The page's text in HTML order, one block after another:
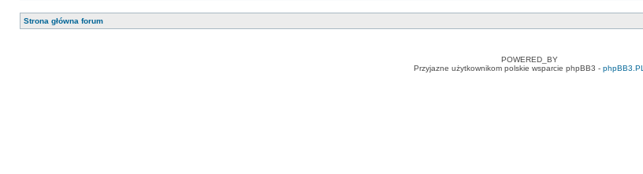
Strona główna forum
POWERED_BY
Przyjazne użytkownikom polskie wsparcie phpBB3 - phpBB3.PL